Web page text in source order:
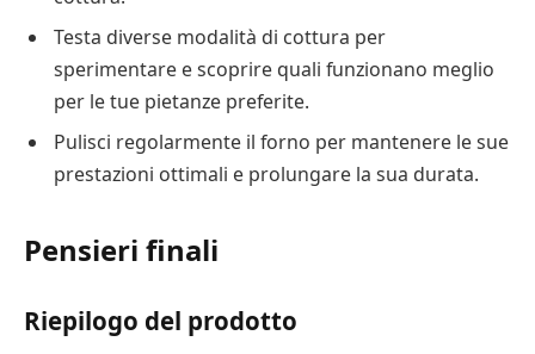
Testa diverse modalità di cottura per
sperimentare e scoprire quali funzionano meglio
per le tue pietanze preferite.
Pulisci regolarmente il forno per mantenere le sue
prestazioni ottimali e prolungare la sua durata.
Pensieri finali
Riepilogo del prodotto